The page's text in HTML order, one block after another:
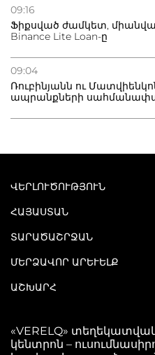
09:16
Ֆիքսված ժամկետ,
Binance Lite Loan-ը
09:04
Ռուբինյանն ու
ապրանքների
ՎԵՐԼՈՒԾՈՒԹՅՈՒՆ
ՀԱՅԱՍՏԱՆ
ՏԱՐԱԾԱՇՐՋԱՆ
ՄԵՐՁԱՎՈՐ ԱՐԵՒԵԼՔ
ԱՇԽԱՐՀ
«VERELQ»
կենտրոն –